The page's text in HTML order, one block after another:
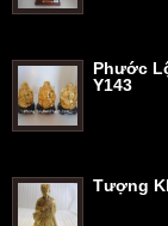
Phước
Y143
Tượng